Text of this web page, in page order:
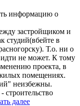
информацию о
застройщиком и
студий(вбейте в
Т.о. ни о
идти не может. К тому
проекта, в
помещениях.
неизбежны.
строительство
далее